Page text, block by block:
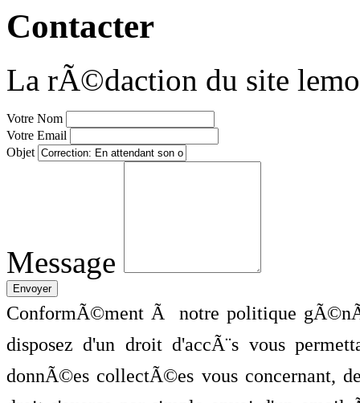
Contacter
La rÃ©daction du site
Votre Nom
Votre Email
Objet
Message
ConformÃ©ment Ã notre politique
disposez d'un droit d'accÃ¨s vous
donnÃ©es collectÃ©es vous concernant,